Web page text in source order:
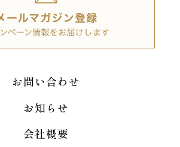
お問い合わせ
お知らせ
会社概要